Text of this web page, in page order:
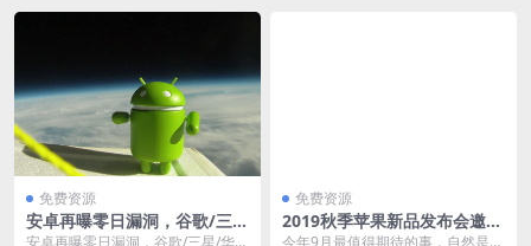
免费资源
安卓再曝零日漏洞，谷歌/三
星/华为/小米等多款手机可被
安卓再曝零日漏洞，谷歌/三星/华
免费资源
2019秋季苹果新品发布会邀请
函iPhone 11高清壁纸下载
今年9月最值得期待的事，自然是苹